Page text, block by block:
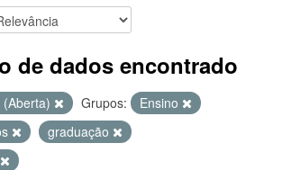
de dados encontrado
Grupos:
Ensino
graduação